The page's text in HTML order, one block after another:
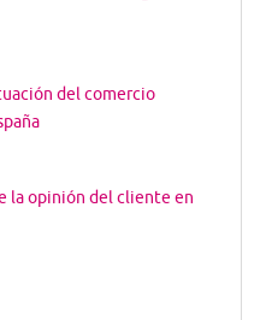
del comercio
la opinión del cliente en